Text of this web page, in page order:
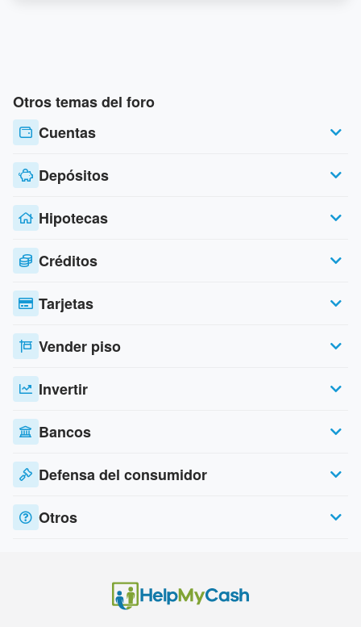
Otros temas del foro
Cuentas
Depósitos
Hipotecas
Créditos
Tarjetas
Vender piso
Invertir
Bancos
Defensa del consumidor
Otros